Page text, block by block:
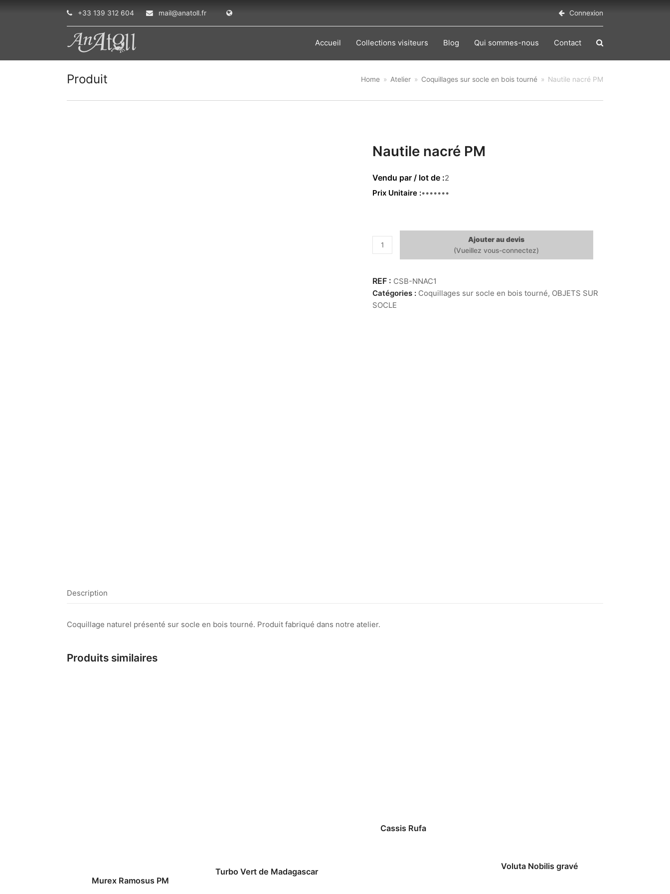
+33 139 312 604 mail@anatoll.fr Connexion
Accueil Collections visiteurs Blog Qui sommes-nous Contact
Produit Home » Atelier » Coquillages sur socle en bois tourné » Nautile nacré PM
Nautile nacré PM
2
Prix Unitaire 44.00 €
quantité
de
nacré
PM
Ajouter au devis
CSB-NNAC1
Catégories : Coquillages sur socle en bois tourné, OBJETS SUR
SOCLE
Description
Coquillage naturel présenté sur socle en bois tourné. Produit fabriqué dans notre atelier.
Produits similaires
Murex Ramosus PM
Turbo Vert de Madagascar
Cassis Rufa
Voluta Nobilis gravé